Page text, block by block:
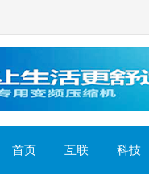
首页 互联 科技